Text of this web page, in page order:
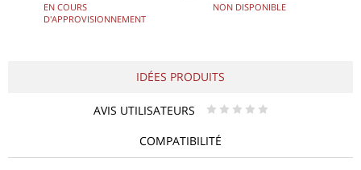
EN COURS
D'APPROVISIONNEMENT
NON DISPONIBLE
IDÉES PRODUITS
AVIS UTILISATEURS * * * * *
COMPATIBILITÉ